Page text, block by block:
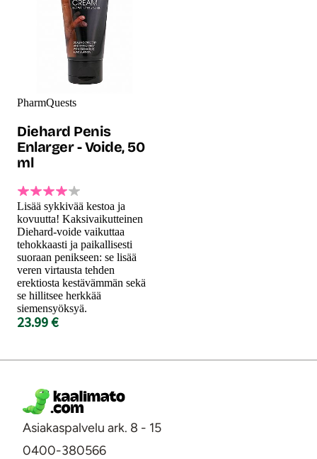
PharmQuests
Diehard Penis
Enlarger - Voide, 50
ml
Lisää sykkivää kestoa ja
kovuutta! Kaksivaikutteinen
Diehard-voide vaikuttaa
tehokkaasti ja paikallisesti
suoraan penikseen: se lisää
veren virtausta tehden
erektiosta kestävämmän sekä
se hillitsee herkkää
siemensyöksyä.
23.99 €
Asiakaspalvelu ark. 8 - 15
0400-380566